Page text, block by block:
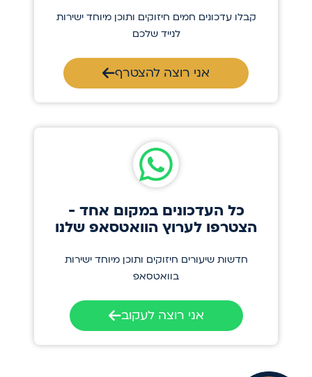
קבלו עדכונים חמים חיזוקים ותוכן מיוחד ישירות
לנייד שלכם
אני רוצה להצטרף
כל העדכונים במקום אחד -
הצטרפו לערוץ הוואטסאפ שלנו
חדשות שיעורים חיזוקים ותוכן מיוחד ישירות
בוואטסאפ
אני רוצה לעקוב